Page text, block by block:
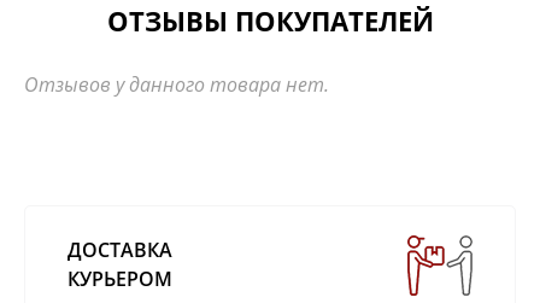
ОТЗЫВЫ ПОКУПАТЕЛЕЙ
Отзывов у данного товара нет.
ДОСТАВКА
КУРЬЕРОМ